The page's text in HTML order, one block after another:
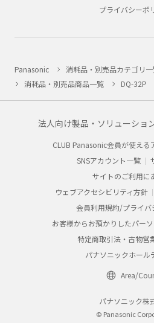
プライバシーポ
Panasonic
消耗品・別売品カテゴリ
消耗品・別売品商品一覧
DQ-32P
法人向け製品・ソリューショ
CLUB Panasonic会員が使え
SNSアカウント一覧
サイトのご利用に
ウェブアクセシビリティ方針
会員利用規約/プライバ
お客様からお預かりしたパー
特定商取引法・古物営
パナソニックホール
Area/
パナソニック株
© Panasonic